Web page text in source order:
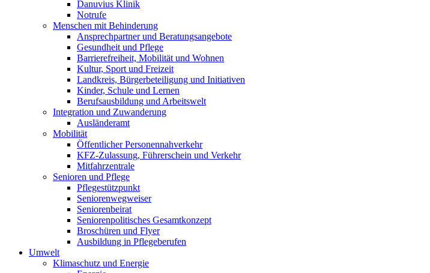
Danuvius Klinik
Notrufe
Menschen mit Behinderung
Ansprechpartner und Beratungsangebote
Gesundheit und Pflege
Barrierefreiheit, Mobilität und Wohnen
Kultur, Sport und Freizeit
Landkreis, Bürgerbeteiligung und Initiativen
Kinder, Schule und Lernen
Berufsausbildung und Arbeitswelt
Integration und Zuwanderung
Ausländeramt
Mobilität
Öffentlicher Personennahverkehr
KFZ-Zulassung, Führerschein und Verkehr
Mitfahrzentrale
Senioren und Pflege
Pflegestützpunkt
Seniorenwegweiser
Seniorenbeirat
Seniorenpolitisches Gesamtkonzept
Broschüren und Flyer
Ausbildung in Pflegeberufen
Umwelt
Klimaschutz und Energie